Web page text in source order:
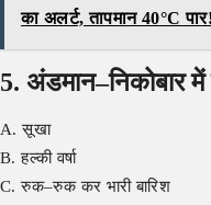
का अलर्ट, तापमान 40°C
5. अंडमान–निकोबार
A. सूखा
B. हल्की वर्षा
C. रुक–रुक कर भारी बारिश